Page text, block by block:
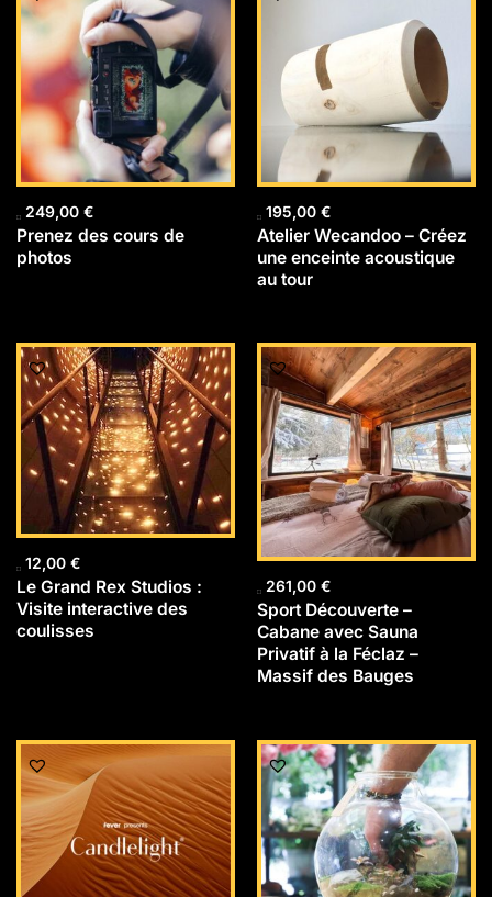
249,00 €
Prenez des cours de
photos
195,00 €
Atelier Wecandoo – Créez
une enceinte acoustique
au tour
12,00 €
Le Grand Rex Studios :
Visite interactive des
coulisses
261,00 €
Sport Découverte –
Cabane avec Sauna
Privatif à la Féclaz –
Massif des Bauges